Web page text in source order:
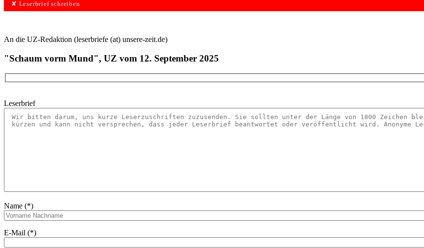
✘ Leserbrief schreiben
An die UZ-Redaktion (leserbriefe (at) unsere-zeit.de)
"Schaum vorm Mund", UZ vom 12. September 2025
Leserbrief
Name (*)
E-Mail (*)